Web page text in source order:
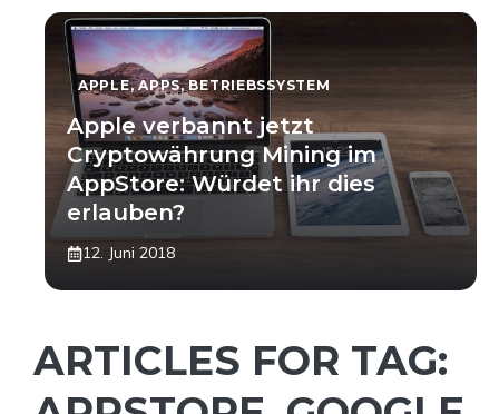
APPLE,APPS,BETRIEBSSYSTEM
Apple verbannt jetzt
Cryptowährung Mining im
AppStore: Würdet ihr dies
erlauben?
12. Juni 2018
ARTICLES FOR TAG: